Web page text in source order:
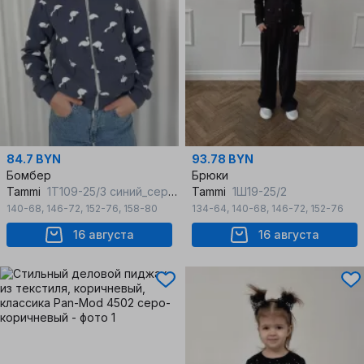
84.7 BYN
Бомбер
Tammi 1Т109-25/3 синий_серый_сине-серый
140-68, 146-72, 152-76, 158-80
16 августа
93.78 BYN
Брюки
Tammi 1Ш19-25/2
134-64, 140-68, 146-72, 152-76
16 августа